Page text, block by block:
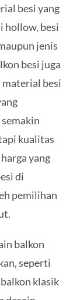
besi yang
hollow, besi
jenis
besi juga
material besi
kualitas
yang
di
pemilihan
balkon
seperti
klasik